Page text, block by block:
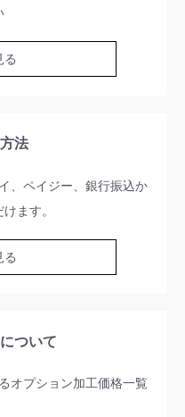
る
法
、ペイジー、銀行振込か
ます。
る
ついて
オプション加工価格一覧